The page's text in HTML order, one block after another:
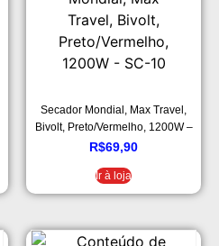
Secador Mondial, Max Travel,
Bivolt, Preto/Vermelho, 1200W –
SC-10
R$69,90
Ir à loja